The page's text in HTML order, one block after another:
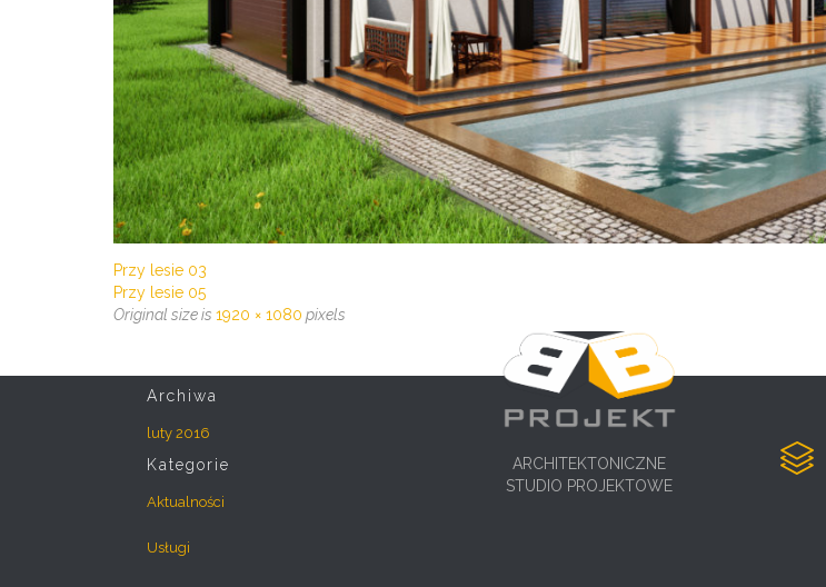
Przy lesie 03
Przy lesie 05
Original size is 1920 × 1080 pixels
Archiwa
luty 2016
Kategorie
Aktualności
Usługi
ARCHITEKTONICZNE
STUDIO PROJEKTOWE
